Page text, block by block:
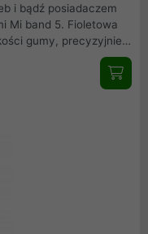
i bądź posiadaczem
Mi band 5. Fioletowa
gumy, precyzyjnie
do Mi band